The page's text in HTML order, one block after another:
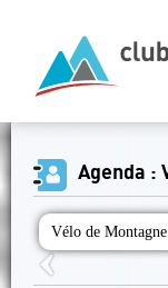
Agenda :
Vélo de Montagne